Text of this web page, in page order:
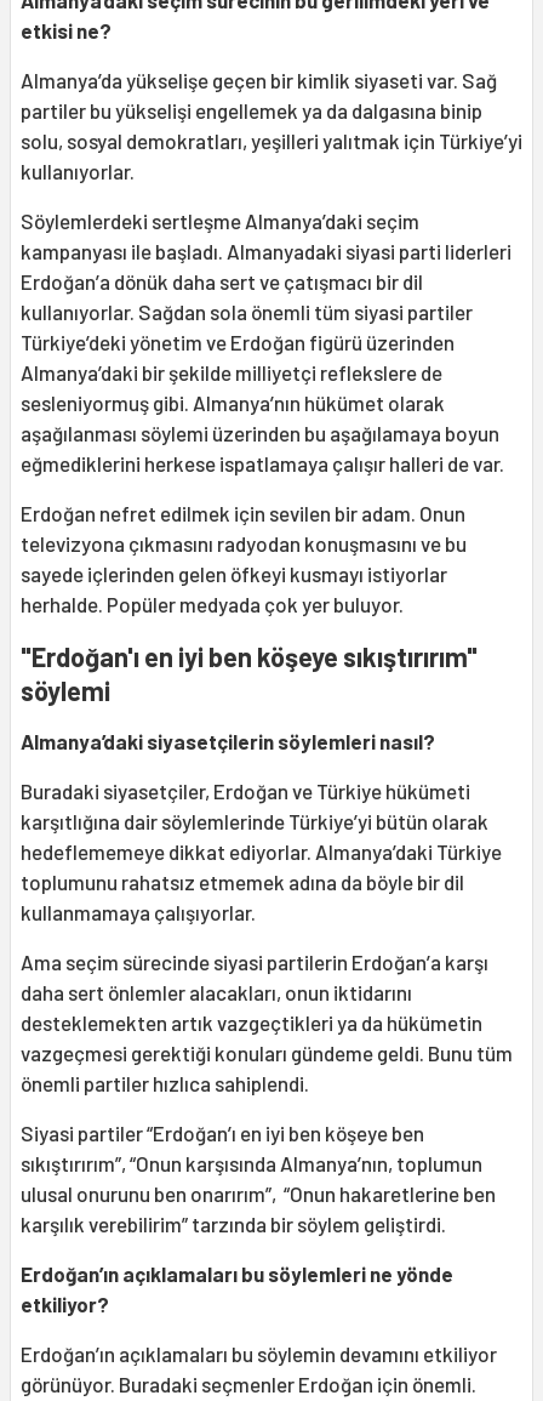
etkisi ne?
Almanya’da yükselişe geçen bir kimlik siyaseti var. Sağ
partiler bu yükselişi engellemek ya da dalgasına binip
solu, sosyal demokratları, yeşilleri yalıtmak için Türkiye’yi
kullanıyorlar.
Söylemlerdeki sertleşme Almanya’daki seçim
kampanyası ile başladı. Almanyadaki siyasi parti liderleri
Erdoğan’a dönük daha sert ve çatışmacı bir dil
kullanıyorlar. Sağdan sola önemli tüm siyasi partiler
Türkiye’deki yönetim ve Erdoğan figürü üzerinden
Almanya’daki bir şekilde milliyetçi reflekslere de
sesleniyormuş gibi. Almanya’nın hükümet olarak
aşağılanması söylemi üzerinden bu aşağılamaya boyun
eğmediklerini herkese ispatlamaya çalışır halleri de var.
Erdoğan nefret edilmek için sevilen bir adam. Onun
televizyona çıkmasını radyodan konuşmasını ve bu
sayede içlerinden gelen öfkeyi kusmayı istiyorlar
herhalde. Popüler medyada çok yer buluyor.
"Erdoğan'ı en iyi ben köşeye sıkıştırırım"
söylemi
Almanya’daki siyasetçilerin söylemleri nasıl?
Buradaki siyasetçiler, Erdoğan ve Türkiye hükümeti
karşıtlığına dair söylemlerinde Türkiye’yi bütün olarak
hedeflememeye dikkat ediyorlar. Almanya’daki Türkiye
toplumunu rahatsız etmemek adına da böyle bir dil
kullanmamaya çalışıyorlar.
Ama seçim sürecinde siyasi partilerin Erdoğan’a karşı
daha sert önlemler alacakları, onun iktidarını
desteklemekten artık vazgeçtikleri ya da hükümetin
vazgeçmesi gerektiği konuları gündeme geldi. Bunu tüm
önemli partiler hızlıca sahiplendi.
Siyasi partiler “Erdoğan’ı en iyi ben köşeye ben
sıkıştırırım”, “Onun karşısında Almanya’nın, toplumun
ulusal onurunu ben onarırım”, “Onun hakaretlerine ben
karşılık verebilirim” tarzında bir söylem geliştirdi.
Erdoğan’ın açıklamaları bu söylemleri ne yönde
etkiliyor?
Erdoğan’ın açıklamaları bu söylemin devamını etkiliyor
görünüyor. Buradaki seçmenler Erdoğan için önemli.